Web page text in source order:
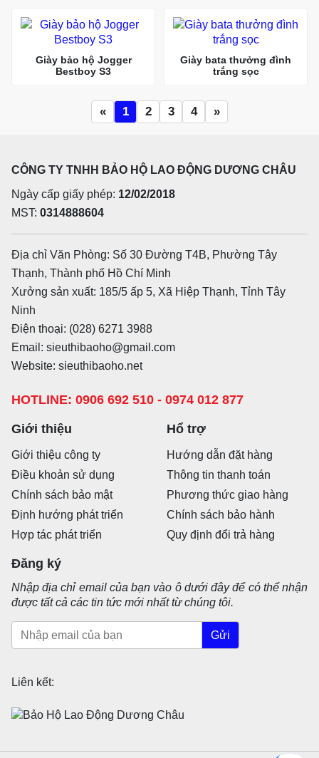
Giày bảo hộ Jogger
Bestboy S3
Giày bata thưởng đình
trắng sọc
« 1 2 3 4 »
CÔNG TY TNHH BẢO HỘ LAO ĐỘNG DƯƠNG CHÂU
Ngày cấp giấy phép: 12/02/2018
MST: 0314888604
Địa chỉ Văn Phòng: Số 30 Đường T4B, Phường Tây
Thạnh, Thành phố Hồ Chí Minh
Xưởng sản xuất: 185/5 ấp 5, Xã Hiệp Thạnh, Tỉnh Tây
Ninh
Điện thoại: (028) 6271 3988
Email: sieuthibaoho@gmail.com
Website: sieuthibaoho.net
HOTLINE: 0906 692 510 - 0974 012 877
Giới thiệu
Giới thiệu công ty
Điều khoản sử dụng
Chính sách bảo mật
Định hướng phát triển
Hợp tác phát triển
Hổ trợ
Hướng dẫn đặt hàng
Thông tin thanh toán
Phương thức giao hàng
Chính sách bảo hành
Quy định đổi trả hàng
Đăng ký
Nhập địa chỉ email của bạn vào ô dưới đây để có thể nhận
được tất cả các tin tức mới nhất từ chúng tôi.
Gửi
Liên kết: